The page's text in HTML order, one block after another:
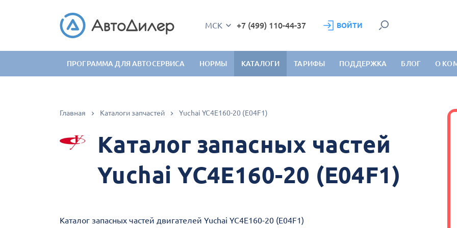
МСК +7 (499) 110-44-37 ВОЙТИ
ПРОГРАММА ДЛЯ АВТОСЕРВИСА НОРМЫ КАТАЛОГИ ТАРИФЫ ПОДДЕРЖКА БЛОГ О
Главная Каталоги запчастей Yuchai YC4E160-20 (E04F1)
Каталог запасных частей
Yuchai YC4E160-20 (E04F1)
Каталог запасных частей двигателей Yuchai YC4E160-20 (E04F1)